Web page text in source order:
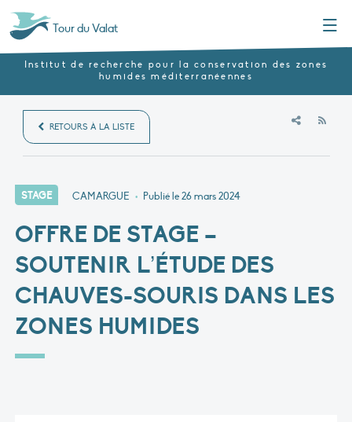
Tour du Valat
Institut de recherche pour la conservation des zones
humides méditerranéennes
RETOURS À LA LISTE
STAGE CAMARGUE • Publié le26 mars 2024
OFFRE DE STAGE –
SOUTENIR L’ÉTUDE DES
CHAUVES-SOURIS DANS LES
ZONES HUMIDES